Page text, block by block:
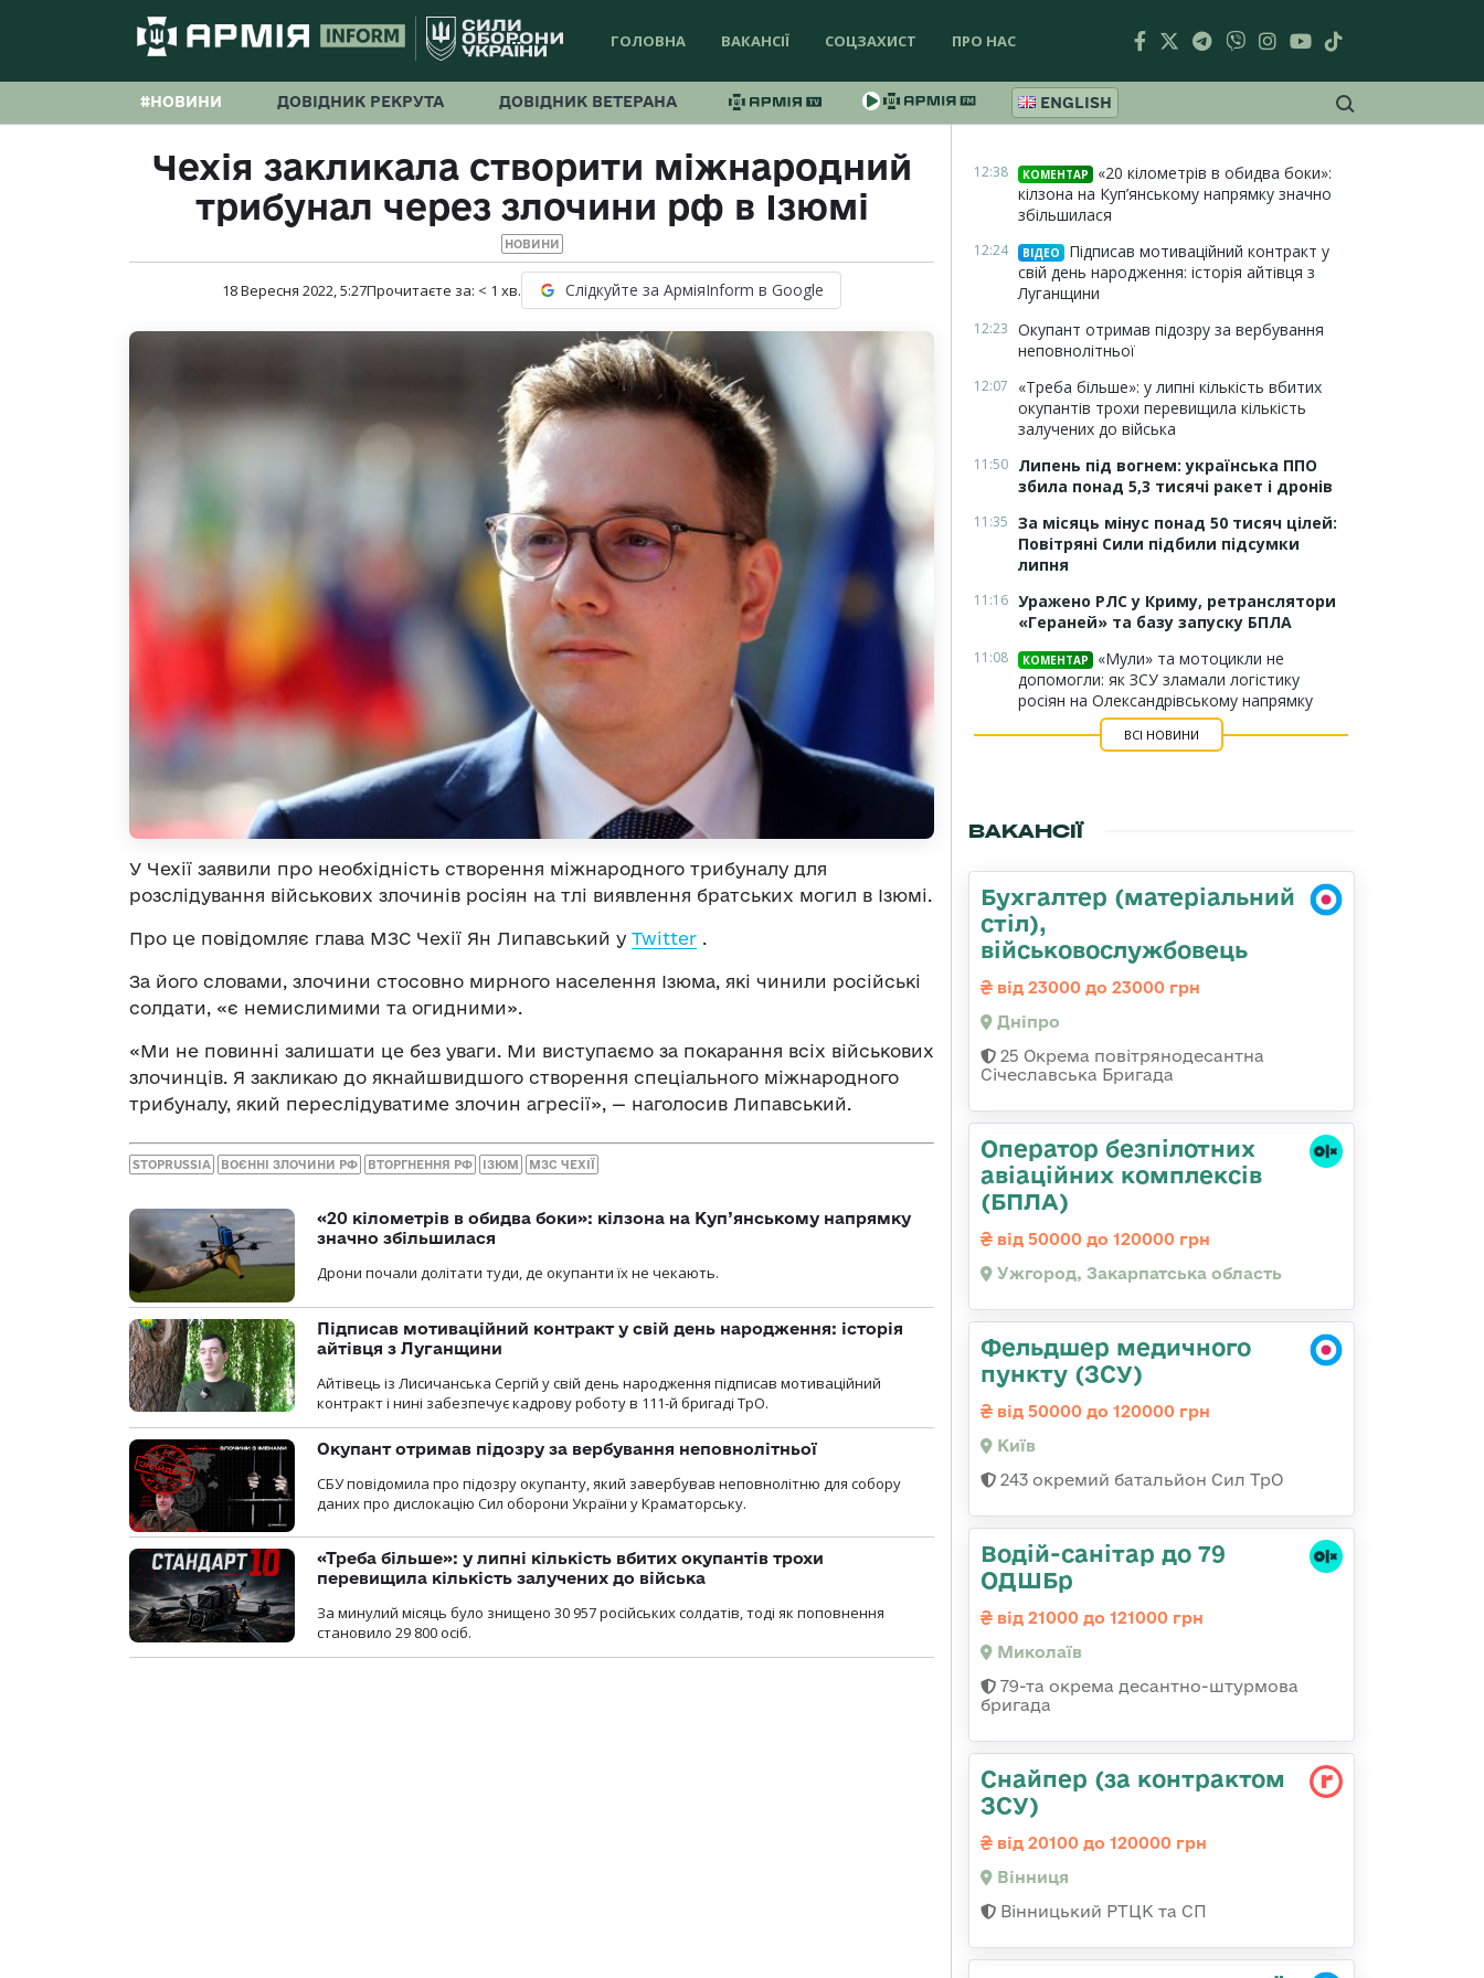
ГОЛОВНА ВАКАНСІЇ СОЦЗАХИСТ ПРО НАС
#НОВИНИ ДОВІДНИК РЕКРУТА ДОВІДНИК ВЕТЕРАНА ENGLISH
Чехія закликала створити міжнародний
трибунал через злочини рф в Ізюмі
НОВИНИ
18 Вересня 2022, 5:27Прочитаєте за: < 1 хв. Слідкуйте за АрміяInform в Google
У Чехії заявили про необхідність створення міжнародного трибуналу для
розслідування військових злочинів росіян на тлі виявлення братських могил в Ізюмі.
Про це повідомляє глава МЗС Чехії Ян Липавський у Twitter .
За його словами, злочини стосовно мирного населення Ізюма, які чинили російські
солдати, «є немислимими та огидними».
«Ми не повинні залишати це без уваги. Ми виступаємо за покарання всіх військових
злочинців. Я закликаю до якнайшвидшого створення спеціального міжнародного
трибуналу, який переслідуватиме злочин агресії», — наголосив Липавський.
STOPRUSSIA ВОЄННІ ЗЛОЧИНИ РФ ВТОРГНЕННЯ РФ ІЗЮМ МЗС ЧЕХІЇ
«20 кілометрів в обидва боки»: кілзона на Куп’янському напрямку
значно збільшилася
Дрони почали долітати туди, де окупанти їх не чекають.
Підписав мотиваційний контракт у свій день народження: історія
айтівця з Луганщини
Айтівець із Лисичанська Сергій у свій день народження підписав мотиваційний
контракт і нині забезпечує кадрову роботу в 111-й бригаді ТрО.
Окупант отримав підозру за вербування неповнолітньої
СБУ повідомила про підозру окупанту, який завербував неповнолітню для собору
даних про дислокацію Сил оборони України у Краматорську.
«Треба більше»: у липні кількість вбитих окупантів трохи
перевищила кількість залучених до війська
За минулий місяць було знищено 30 957 російських солдатів, тоді як поповнення
становило 29 800 осіб.
12:38 КОМЕНТАР
«20 кілометрів в обидва боки»:
кілзона на Куп’янському напрямку значно
збільшилася
12:24 ВІДЕО
Підписав мотиваційний контракт у
свій день народження: історія айтівця з
Луганщини
12:23 Окупант отримав підозру за вербування
неповнолітньої
12:07
«Треба більше»: у липні кількість вбитих
окупантів трохи перевищила кількість
залучених до війська
11:50 Липень під вогнем: українська ППО
збила понад 5,3 тисячі ракет і дронів
11:35 За місяць мінус понад 50 тисяч цілей:
Повітряні Сили підбили підсумки
липня
11:16 Уражено РЛС у Криму, ретранслятори
«Гераней» та базу запуску БПЛА
11:08 КОМЕНТАР
«Мули» та мотоцикли не
допомогли: як ЗСУ зламали логістику
росіян на Олександрівському напрямку
ВСІ НОВИНИ
ВАКАНСІЇ
Бухгалтер (матеріальний
стіл),
військовослужбовець
від 23000 до 23000 грн
Дніпро
25 Окрема повітрянодесантна
Січеславська Бригада
Оператор безпілотних
авіаційних комплексів
(БПЛА)
від 50000 до 120000 грн
Ужгород, Закарпатська область
Фельдшер медичного
пункту (ЗСУ)
від 50000 до 120000 грн
Київ
243 окремий батальйон Сил ТрО
Водій-санітар до 79
ОДШБр
від 21000 до 121000 грн
Миколаїв
79-та окрема десантно-штурмова
бригада
Снайпер (за контрактом
ЗСУ)
від 20100 до 120000 грн
Вінниця
Вінницький РТЦК та СП